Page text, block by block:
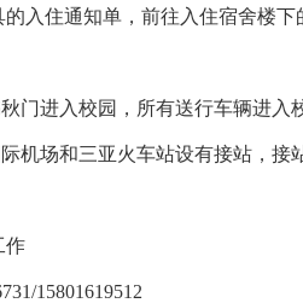
入住通知单，前往入住宿舍楼下
门进入校园，所有送行车辆进入
机场和三亚火车站设有接站，接站
作
15801619512